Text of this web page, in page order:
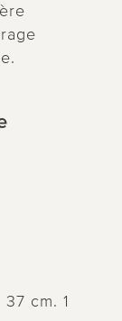
cm. 1